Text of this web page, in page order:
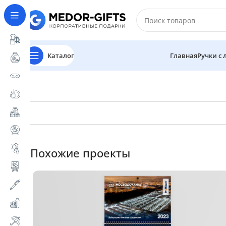
Каталог ГлавнаяРучки с
Похожие проекты